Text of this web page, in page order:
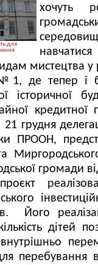
для
хочуть
мистецтва у
де тепер і
історичної
грудня
ПРООН,
громади
Його
дітей
перебування